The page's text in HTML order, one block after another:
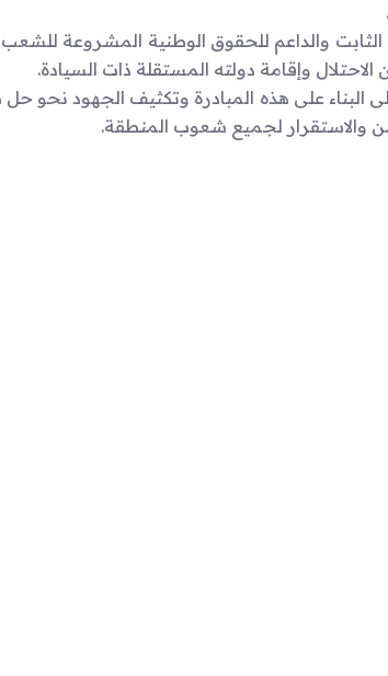
الثابت والداعم للحقوق الوطنية المشروعة
وإقامة دولته المستقلة ذات السيادة.
البناء على هذه المبادرة وتكثيف الجهود
والاستقرار لجميع شعوب المنطقة.